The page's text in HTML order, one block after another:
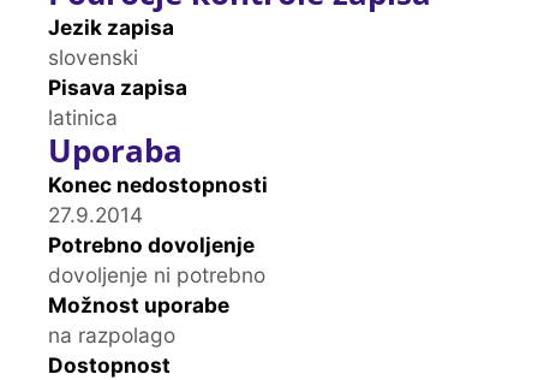
Jezik zapisa
slovenski
Pisava zapisa
latinica
Uporaba
Konec nedostopnosti
27.9.2014
Potrebno dovoljenje
dovoljenje ni potrebno
Možnost uporabe
na razpolago
Dostopnost